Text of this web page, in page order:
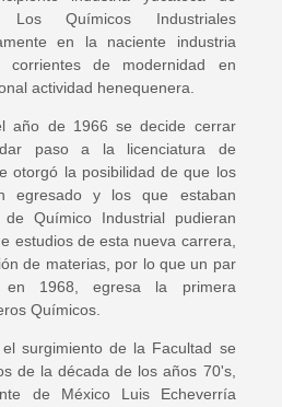
Los Químicos Industriales
en la naciente industria
corrientes de modernidad en
actividad henequenera.
año de 1966 se decide cerrar
paso a la licenciatura de
otorgó la posibilidad de que los
egresado y los que estaban
Químico Industrial pudieran
estudios de esta nueva carrera,
de materias, por lo que un par
en 1968, egresa la primera
Químicos.
surgimiento de la Facultad se
de la década de los años 70's,
de México Luis Echeverría